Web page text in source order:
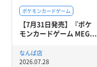
ポケモンカードゲーム
【7月31日発売】『ポケ
モンカードゲーム MEG...
なんば店
2026.07.28